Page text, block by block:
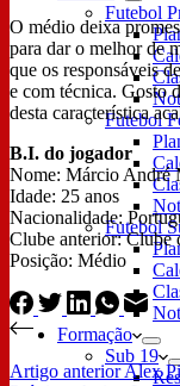
Futebol
Futebol
Futebol
Formação
Sub 19
O médio deixa
para dar o melhor de
que os responsáveis
e com técnica. Gosto
desta característica
B.I. do jogador
Nome: Márcio André
Idade: 25 anos
Nacionalidade:
Clube anterior: Clube
Posição: Médio
Artigo anteriorAlex